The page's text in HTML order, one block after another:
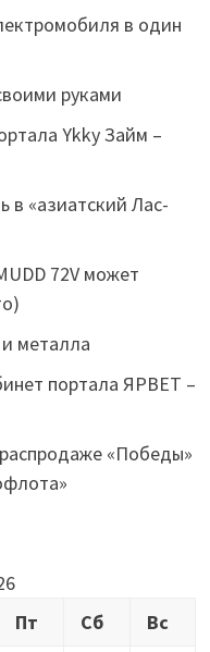
в один
руками
Ykky Займ –
в «азиатский Лас-
72V может
металла
портала ЯРВЕТ –
«Победы»
Пт Сб
Вс